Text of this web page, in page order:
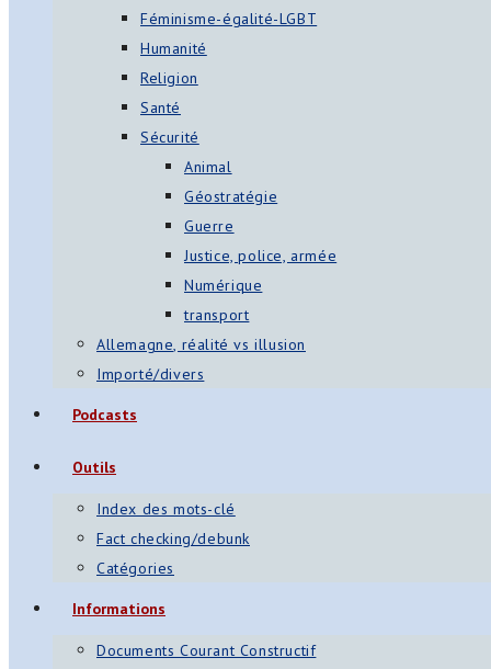
Féminisme-égalité-LGBT
Humanité
Religion
Santé
Sécurité
Animal
Géostratégie
Guerre
Justice, police, armée
Numérique
transport
Allemagne, réalité vs illusion
Importé/divers
Podcasts
Outils
Index des mots-clé
Fact checking/debunk
Catégories
Informations
Documents Courant Constructif